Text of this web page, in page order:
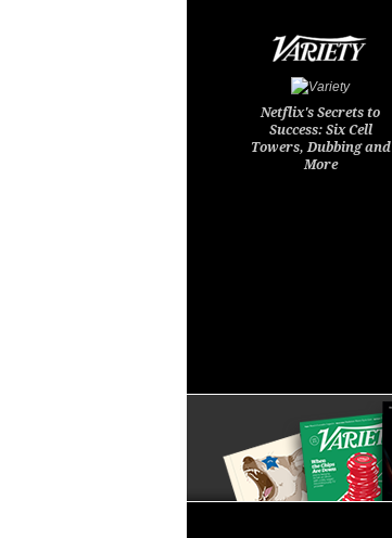
Netflix's Secrets to
Success: Six Cell
Towers, Dubbing and
More